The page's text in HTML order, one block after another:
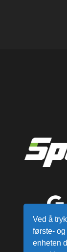
Ved å
første-
enheten